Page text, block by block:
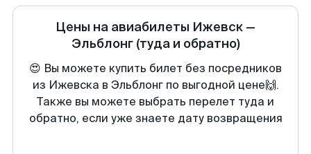
Цены на авиабилеты Ижевск —
Эльблонг (туда и обратно)
😍 Вы можете купить билет без посредников
из Ижевска в Эльблонг по выгодной цене🙌.
Также вы можете выбрать перелет туда и
обратно, если уже знаете дату возвращения